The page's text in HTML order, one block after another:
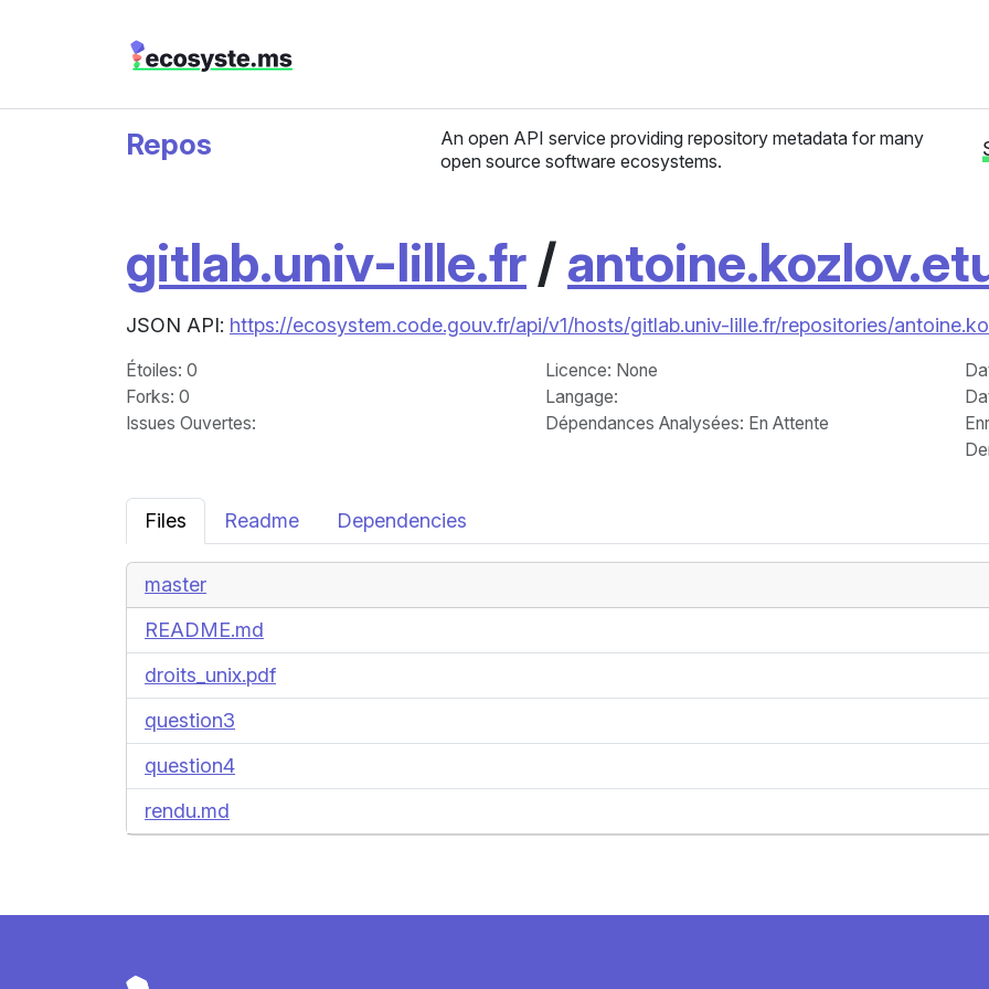
Repos
An open API service providing repository metadata for many
open source software ecosystems.
gitlab.univ-lille.fr/
JSON API: https://ecosystem.code.gouv.fr/api/v1/hosts/gitlab.univ-lille.fr/repositories/
Étoiles: 0
Forks: 0
Issues Ouvertes:
Licence: None
Langage:
Dépendances Analysées: En Attente
Files Readme Dependencies
master
README.md
droits_unix.pdf
question3
question4
rendu.md